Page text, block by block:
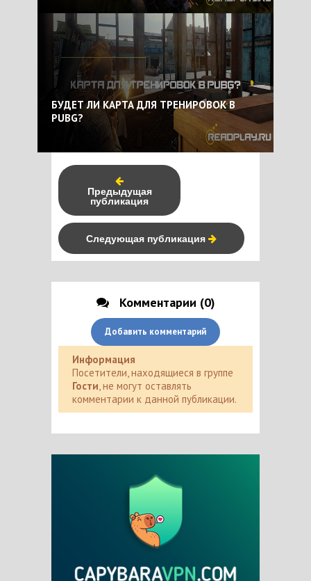
БУДЕТ ЛИ КАРТА ДЛЯ ТРЕНИРОВОК В
PUBG?
Предыдущая
публикация
Следующая публикация
Комментарии (0)
Добавить комментарий
Информация
Посетители, находящиеся в группе
Гости , не могут оставлять
комментарии к данной публикации.